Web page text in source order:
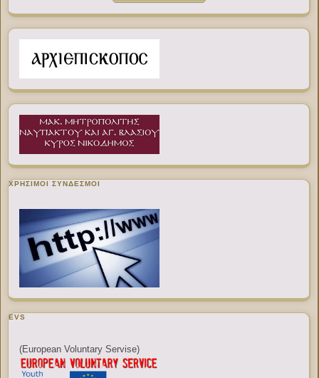
ΧΡΉΣΙΜΟΙ ΣΎΝΔΕΣΜΟΙ
EVS
(European Voluntary Servise)